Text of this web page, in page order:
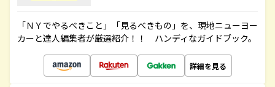
「ＮＹでやるべきこと」「見るべきもの」を、現地ニューヨー
カーと達人編集者が厳選紹介！！ ハンディなガイドブック。
詳細を見る